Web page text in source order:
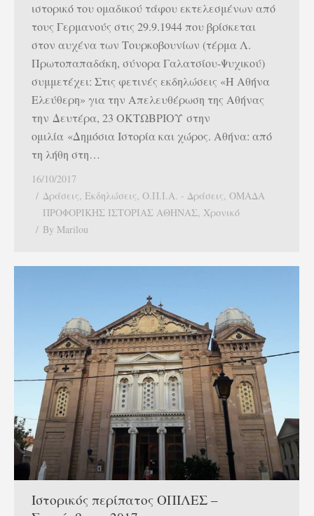
ιστορικό του ομαδικού τάφου εκτελεσμένων από
τους Γερμανούς στις 29.9.1944 που βρίσκεται
στον αυχένα των Τουρκοβουνίων (τέρμα Λ.
Πρωτοπαπαδάκη, σύνορα Γαλατσίου-Ψυχικού)
συμμετέχει: Στις φετινές εκδηλώσεις «Η Αθήνα
Ελεύθερη» για την Απελευθέρωση της Αθήνας
την Δευτέρα, 23 ΟΚΤΩΒΡΙΟΥ στην
ομιλία «Δημόσια Ιστορία και χώρος. Αθήνα: από
τη λήθη στη…
16/10/2017
Δράσεις, Εκδηλώσεις, Ο.Π.Ι.Α. - Δράσεις, ΟΜΑΔΑ
ΠΡΟΦΟΡΙΚΗΣ ΙΣΤΟΡΙΑΣ ΑΘΗΝΑΣ, Χρονικό
By Marilou
Ιστορικός περίπατος ΟΠΙΛΕΣ –